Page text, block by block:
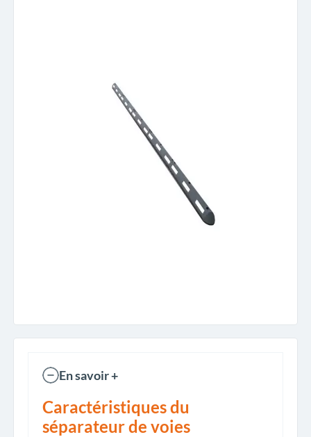
En savoir +
Caractéristiques du
séparateur de voies